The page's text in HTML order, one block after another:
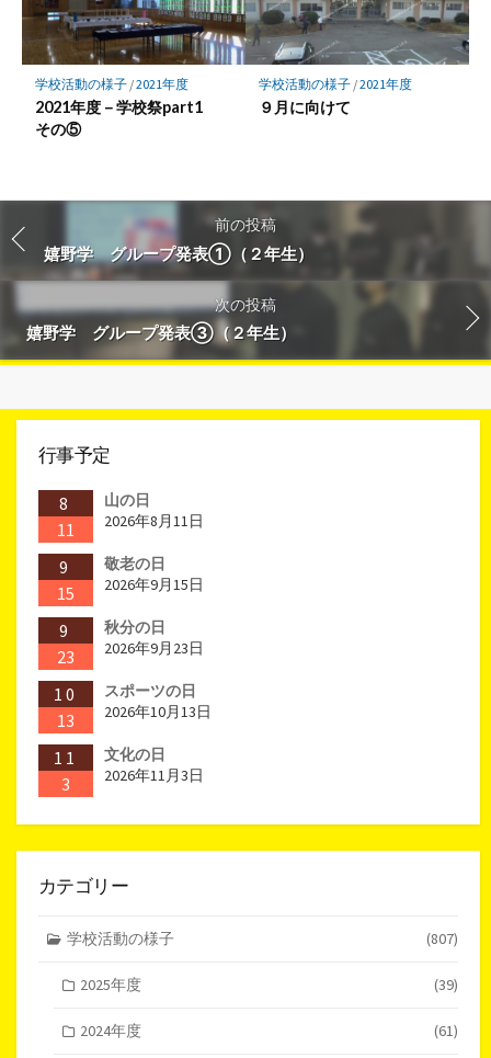
学校活動の様子/2021年度
2021年度－学校祭part1
その⑤
学校活動の様子/2021年度
９月に向けて
前の投稿
嬉野学 グループ発表①（２年生）
次の投稿
嬉野学 グループ発表③（２年生）
行事予定
8
11
山の日
2026年8月11日
9
15
敬老の日
2026年9月15日
9
23
秋分の日
2026年9月23日
10
13
スポーツの日
2026年10月13日
11
3
文化の日
2026年11月3日
カテゴリー
学校活動の様子 (807)
2025年度 (39)
2024年度 (61)